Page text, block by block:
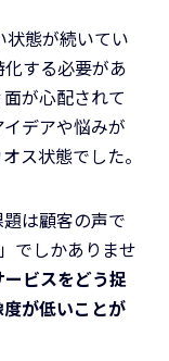
状態が続いてい
する必要があ
が心配されて
デアや悩みが
ス状態でした。
は顧客の声で
でしかありませ
ビスをどう捉
が低いことが